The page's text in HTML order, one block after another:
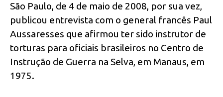
São Paulo, de 4 de maio de 2008, por sua vez,
publicou entrevista com o general francês Paul
Aussaresses que afirmou ter sido instrutor de
torturas para oficiais brasileiros no Centro de
Instrução de Guerra na Selva, em Manaus, em
1975.